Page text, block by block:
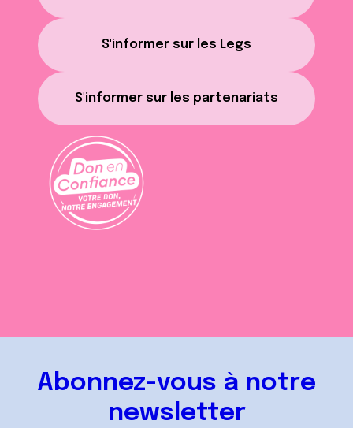
S'informer sur les Legs
S'informer sur les partenariats
Abonnez-vous à notre
newsletter